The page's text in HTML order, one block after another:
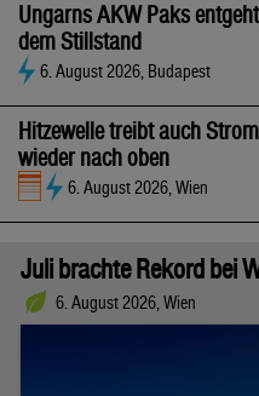
Ungarns AKW Paks
dem Stillstand
6. August 2026, Budapest
Hitzewelle treibt auch
wieder nach oben
6. August 2026, Wien
Juli brachte Rekord bei
6. August 2026, Wien